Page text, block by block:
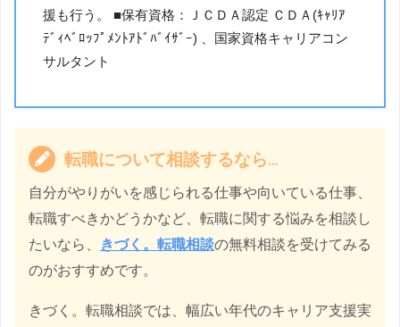
援も行う。 ■保有資格：ＪＣＤＡ認定 ＣＤＡ(ｷｬﾘｱ
ﾃﾞｨﾍﾞﾛｯﾌﾟﾒﾝﾄｱﾄﾞﾊﾞｲｻﾞｰ) 、国家資格キャリアコン
サルタント
転職について相談するなら…
自分がやりがいを感じられる仕事や向いている仕事、
転職すべきかどうかなど、転職に関する悩みを相談し
たいなら、
きづく。転職相談の無料相談を受けてみる
のがおすすめです。
きづく。転職相談では、幅広い年代のキャリア支援実